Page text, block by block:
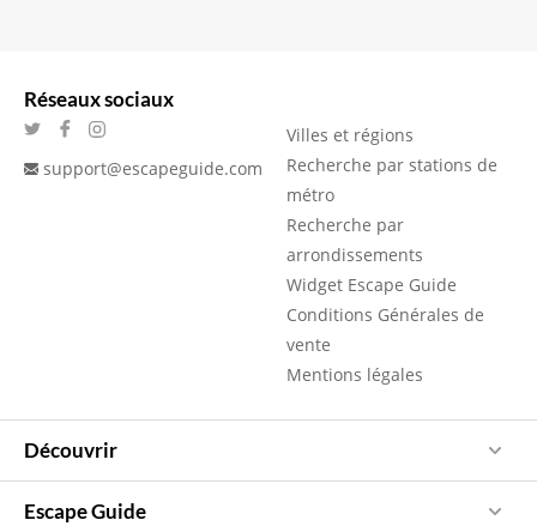
Réseaux sociaux
support@escapeguide.com
Villes et régions
Recherche par stations de
métro
Recherche par
arrondissements
Widget Escape Guide
Conditions Générales de
vente
Mentions légales
Découvrir
Escape Guide